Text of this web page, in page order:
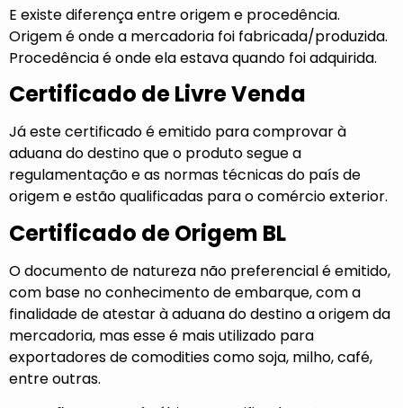
E existe diferença entre origem e procedência.
Origem é onde a mercadoria foi fabricada/produzida.
Procedência é onde ela estava quando foi adquirida.
Certificado de Livre Venda
Já este certificado é emitido para comprovar à
aduana do destino que o produto segue a
regulamentação e as normas técnicas do país de
origem e estão qualificadas para o comércio exterior.
Certificado de Origem BL
O documento de natureza não preferencial é emitido,
com base no conhecimento de embarque, com a
finalidade de atestar à aduana do destino a origem da
mercadoria, mas esse é mais utilizado para
exportadores de comodities como soja, milho, café,
entre outras.